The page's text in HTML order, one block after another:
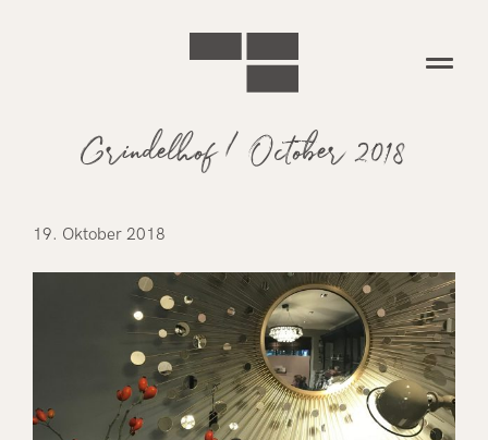
Grindelhof / October 2018
19. Oktober 2018